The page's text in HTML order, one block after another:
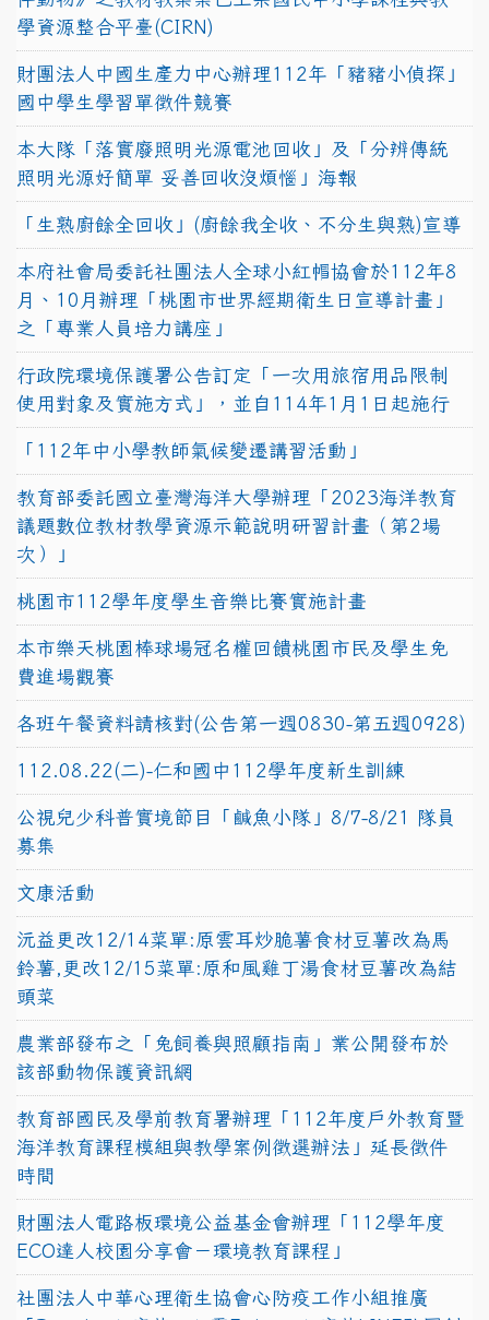
學資源整合平臺(CIRN)
財團法人中國生產力中心辦理112年「豬豬小偵探」
國中學生學習單徵件競賽
本大隊「落實廢照明光源電池回收」及「分辨傳統
照明光源好簡單 妥善回收沒煩惱」海報
「生熟廚餘全回收」(廚餘我全收、不分生與熟)宣導
本府社會局委託社團法人全球小紅帽協會於112年8
月、10月辦理「桃園市世界經期衛生日宣導計畫」
之「專業人員培力講座」
行政院環境保護署公告訂定「一次用旅宿用品限制
使用對象及實施方式」，並自114年1月1日起施行
「112年中小學教師氣候變遷講習活動」
教育部委託國立臺灣海洋大學辦理「2023海洋教育
議題數位教材教學資源示範說明研習計畫（第2場
次）」
桃園市112學年度學生音樂比賽實施計畫
本市樂天桃園棒球場冠名權回饋桃園市民及學生免
費進場觀賽
各班午餐資料請核對(公告第一週0830-第五週0928)
112.08.22(二)-仁和國中112學年度新生訓練
公視兒少科普實境節目「鹹魚小隊」8/7-8/21 隊員
募集
文康活動
沅益更改12/14菜單:原雲耳炒脆薯食材豆薯改為馬
鈴薯,更改12/15菜單:原和風雞丁湯食材豆薯改為結
頭菜
農業部發布之「兔飼養與照顧指南」業公開發布於
該部動物保護資訊網
教育部國民及學前教育署辦理「112年度戶外教育暨
海洋教育課程模組與教學案例徵選辦法」延長徵件
時間
財團法人電路板環境公益基金會辦理「112學年度
ECO達人校園分享會－環境教育課程」
社團法人中華心理衛生協會心防疫工作小組推廣